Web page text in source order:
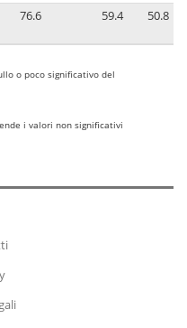
76.6 59.4 50.8
o poco significativo del
i valori non significativi